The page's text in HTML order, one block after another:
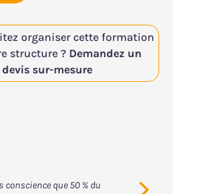
organiser cette formation
structure ? Demandez un
devis sur-mesure
conscience que 50 % du